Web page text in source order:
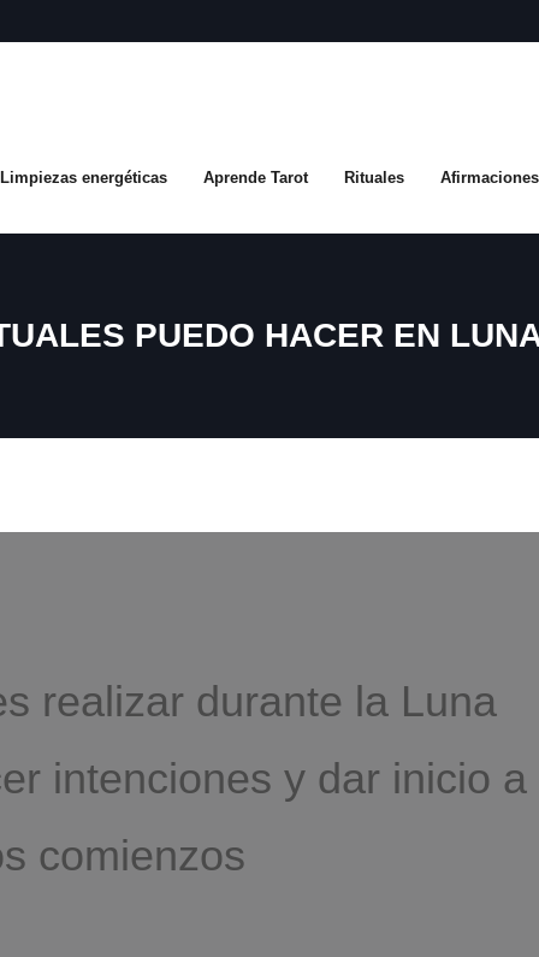
Limpiezas energéticas Aprende Tarot Rituales Afirmaciones
PUEDO HACER EN
realizar durante la Luna
intenciones y dar inicio a
comienzos